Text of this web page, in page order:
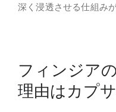
深く浸透させる仕組み
フィンジア
理由はカプ